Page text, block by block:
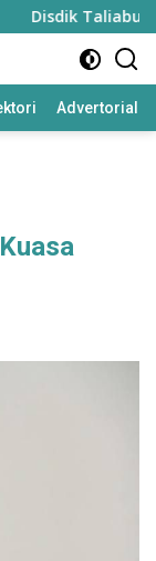
Disdik Taliabu
Advertorial